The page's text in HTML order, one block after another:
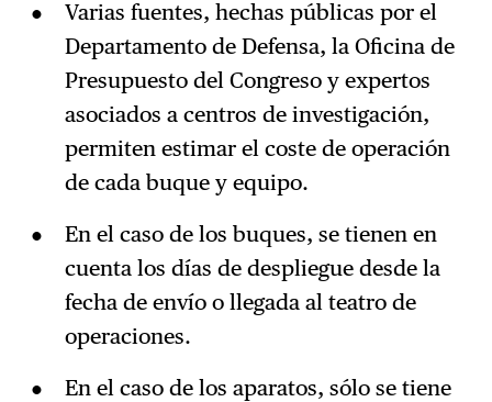
Varias fuentes, hechas públicas por el
Departamento de Defensa, la Oficina de
Presupuesto del Congreso y expertos
asociados a centros de investigación,
permiten estimar el coste de operación
de cada buque y equipo.
En el caso de los buques, se tienen en
cuenta los días de despliegue desde la
fecha de envío o llegada al teatro de
operaciones.
En el caso de los aparatos, sólo se tiene